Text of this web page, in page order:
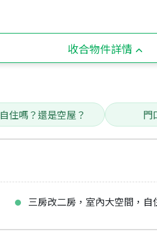
收合物件詳情
住嗎？還是空屋？ 門
三房改二房，室內大空間，自